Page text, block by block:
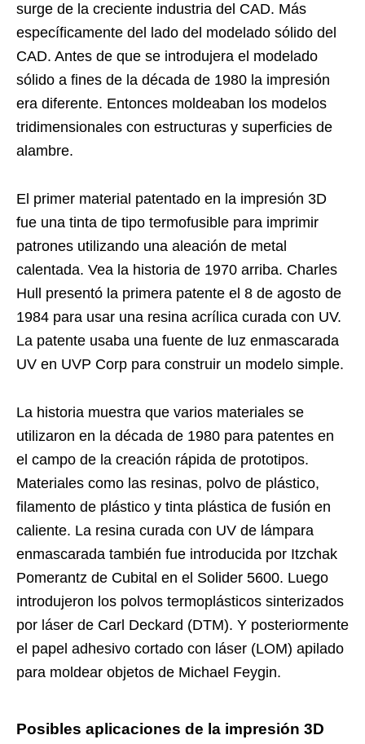
surge de la creciente industria del CAD. Más
específicamente del lado del modelado sólido del
CAD. Antes de que se introdujera el modelado
sólido a fines de la década de 1980 la impresión
era diferente. Entonces moldeaban los modelos
tridimensionales con estructuras y superficies de
alambre.
El primer material patentado en la impresión 3D
fue una tinta de tipo termofusible para imprimir
patrones utilizando una aleación de metal
calentada. Vea la historia de 1970 arriba. Charles
Hull presentó la primera patente el 8 de agosto de
1984 para usar una resina acrílica curada con UV.
La patente usaba una fuente de luz enmascarada
UV en UVP Corp para construir un modelo simple.
La historia muestra que varios materiales se
utilizaron en la década de 1980 para patentes en
el campo de la creación rápida de prototipos.
Materiales como las resinas, polvo de plástico,
filamento de plástico y tinta plástica de fusión en
caliente. La resina curada con UV de lámpara
enmascarada también fue introducida por Itzchak
Pomerantz de Cubital en el Solider 5600. Luego
introdujeron los polvos termoplásticos sinterizados
por láser de Carl Deckard (DTM). Y posteriormente
el papel adhesivo cortado con láser (LOM) apilado
para moldear objetos de Michael Feygin.
Posibles aplicaciones de la impresión 3D